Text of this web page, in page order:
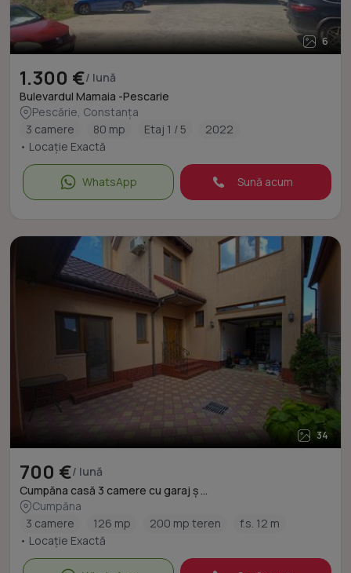
6
1.300 €/ lună
Bulevardul Mamaia -Pescarie
Pescărie, Constanța
3 camere
80 mp Etaj 1 / 5
2022
• Locație Exactă
WhatsApp Sună acum
34
700 €/ lună
Cumpăna casă 3 camere cu garaj ș ...
Cumpăna
3 camere
126 mp 200 mp teren
f.s. 12 m
• Locație Exactă